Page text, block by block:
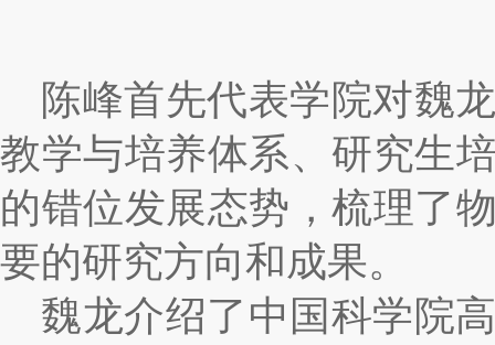
陈峰首先代表学院对魏
教学与培养体系、研究生
的错位发展态势，梳理了
要的研究方向和成果。
魏龙介绍了中国科学院